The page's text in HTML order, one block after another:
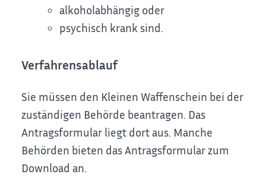
alkoholabhängig oder
psychisch krank sind.
Verfahrensablauf
Sie müssen den Kleinen Waffenschein bei der
zuständigen Behörde beantragen. Das
Antragsformular liegt dort aus. Manche
Behörden bieten das Antragsformular zum
Download an.